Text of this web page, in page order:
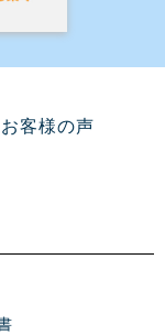
お客様の声